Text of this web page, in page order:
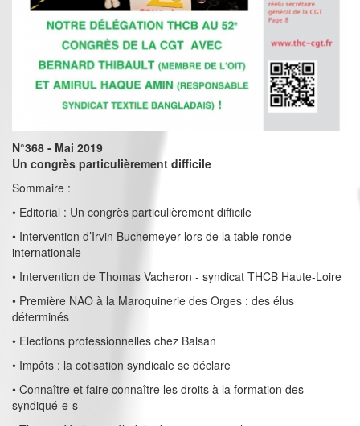
N°368 - Mai 2019
Un congrès particulièrement difficile
Sommaire :
• Editorial : Un congrès particulièrement difficile
• Intervention d’Irvin Buchemeyer lors de la table ronde
internationale
• Intervention de Thomas Vacheron - syndicat THCB Haute-Loire
• Première NAO à la Maroquinerie des Orges : des élus
déterminés
• Elections professionnelles chez Balsan
• Impôts : la cotisation syndicale se déclare
• Connaître et faire connaître les droits à la formation des
syndiqué-e-s